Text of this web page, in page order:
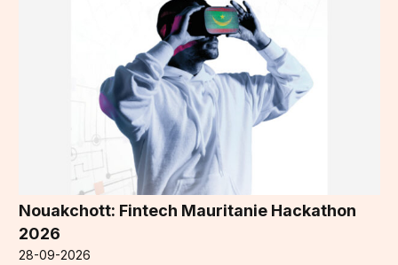
Nouakchott: Fintech Mauritanie Hackathon
2026
28-09-2026